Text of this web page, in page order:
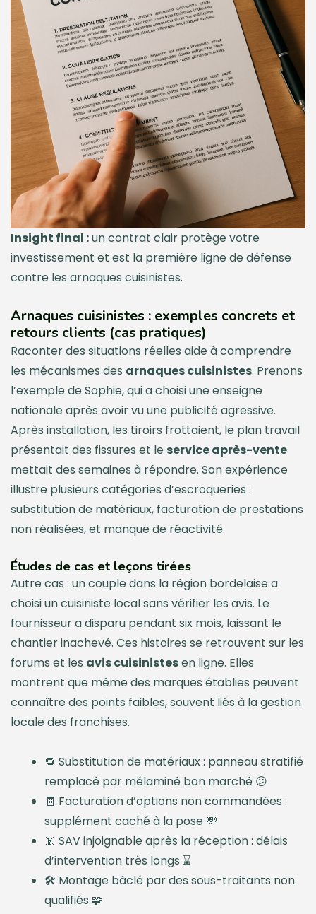
Insight final :un contrat clair protège votre
investissement et est la première ligne de défense
contre les arnaques cuisinistes.
Arnaques cuisinistes : exemples concrets et
retours clients (cas pratiques)
Raconter des situations réelles aide à comprendre
les mécanismes des arnaques cuisinistes. Prenons
l’exemple de Sophie, qui a choisi une enseigne
nationale après avoir vu une publicité agressive.
Après installation, les tiroirs frottaient, le plan travail
présentait des fissures et le service après-vente
mettait des semaines à répondre. Son expérience
illustre plusieurs catégories d’escroqueries :
substitution de matériaux, facturation de prestations
non réalisées, et manque de réactivité.
Études de cas et leçons tirées
Autre cas : un couple dans la région bordelaise a
choisi un cuisiniste local sans vérifier les avis. Le
fournisseur a disparu pendant six mois, laissant le
chantier inachevé. Ces histoires se retrouvent sur les
forums et les avis cuisinistesen ligne. Elles
montrent que même des marques établies peuvent
connaître des points faibles, souvent liés à la gestion
locale des franchises.
🔁 Substitution de matériaux : panneau stratifié
remplacé par mélaminé bon marché 😕
🧾 Facturation d’options non commandées :
supplément caché à la pose 💸
📵 SAV injoignable après la réception : délais
d’intervention très longs ⌛
🛠️ Montage bâclé par des sous-traitants non
qualifiés 🧩